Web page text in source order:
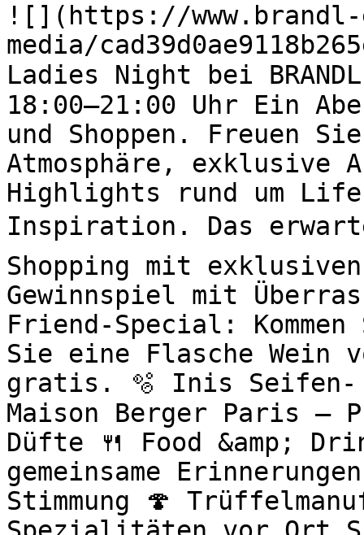
![](https://
media/
Ladies Night bei
18:00–21:00 Uhr Ein
und Shoppen. Freuen
Atmosphäre, exklusive
Highlights rund um
Inspiration. Das
Shopping mit
Gewinnspiel mit
Friend-Special:
Sie eine Flasche Wein
gratis. 🫧 Inis Seifen-
Maison Berger Paris –
Düfte 🍴 Food &amp;
gemeinsame
Stimmung 🍄